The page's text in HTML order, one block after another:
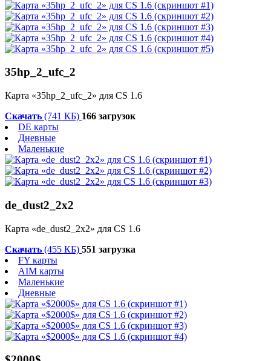
35hp_2_ufc_2
Карта «35hp_2_ufc_2» для CS 1.6
Скачать (741 КБ) 166 загрузок
DE карты
Дневные
Маленькие
de_dust2_2x2
Карта «de_dust2_2x2» для CS 1.6
Скачать (455 КБ) 551 загрузка
FY карты
AIM карты
Маленькие
Дневные